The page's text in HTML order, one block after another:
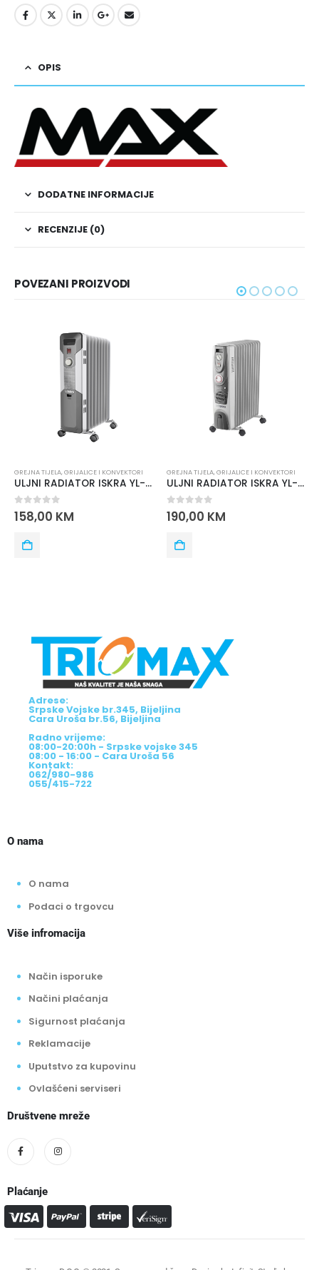
OPIS
DODATNE INFORMACIJE
RECENZIJE (0)
POVEZANI PROIZVODI
GREJNA TIJELA,GRIJALICE I KONVEKTORI
ULJNI RADIATOR ISKRA YL-B28-11
0out of 5
158,00 KM
GREJNA TIJELA,GRIJALICE I KONVEKTORI
ULJNI RADIATOR ISKRA YL-B07FT-11
0out of 5
190,00 KM
Adrese:
Srpske Vojske br.345, Bijeljina
Cara Uroša br.56, Bijeljina
Radno vrijeme:
08:00-20:00h - Srpske vojske 345
08:00 - 16:00 - Cara Uroša 56
Kontakt:
062/980-986
055/415-722
O nama
O nama
Podaci o trgovcu
Više infromacija
Način isporuke
Načini plaćanja
Sigurnost plaćanja
Reklamacije
Uputstvo za kupovinu
Ovlašćeni serviseri
Društvene mreže
Plaćanje